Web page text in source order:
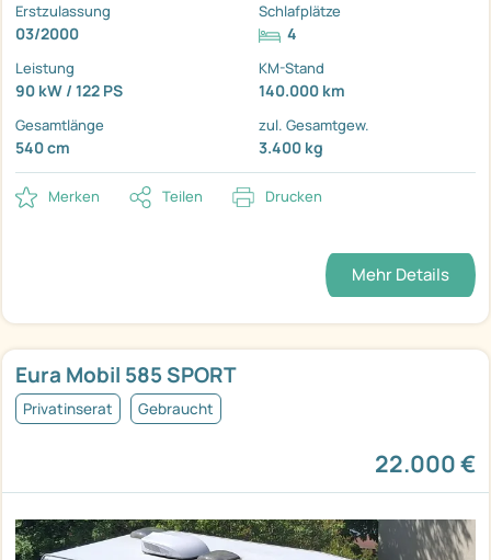
Erstzulassung
03/2000
Schlafplätze
4
Leistung
90 kW / 122 PS
KM-Stand
140.000 km
Gesamtlänge
540 cm
zul. Gesamtgew.
3.400 kg
Merken Teilen Drucken
Mehr Details
Eura Mobil 585 SPORT
Privatinserat Gebraucht
22.000 €